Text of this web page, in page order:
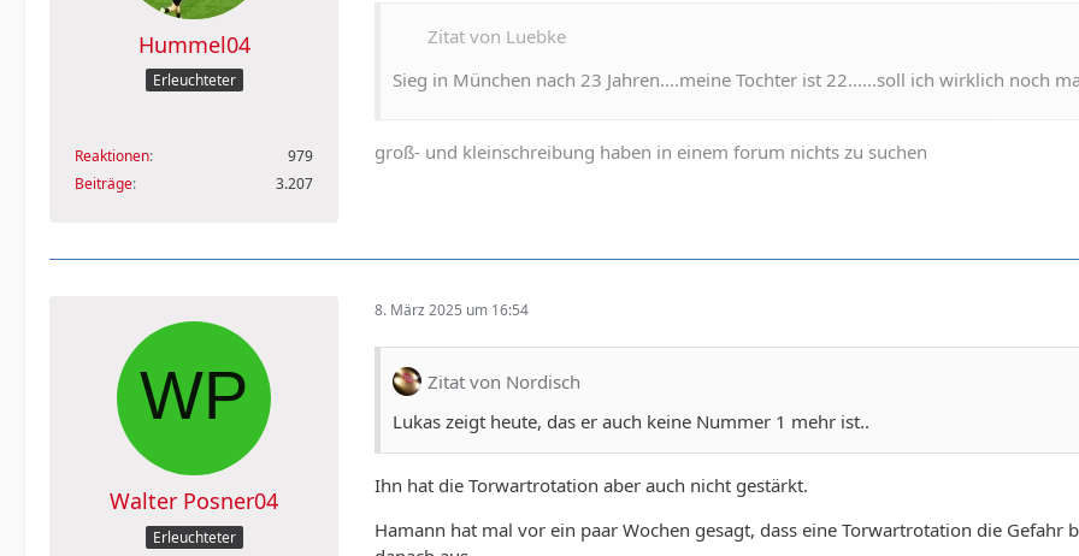
Hummel04
Erleuchteter
Reaktionen
979
Beiträge
3.207
Zitat von Luebke
Sieg in München nach 23 Jahren....meine Tochter ist 22......soll ich wirklich noch
groß- und kleinschreibung haben in einem forum nichts zu suchen
Walter Posner04
Erleuchteter
8. März 2025 um 16:54
Zitat von Nordisch
Lukas zeigt heute, das er auch keine Nummer 1 mehr ist..
Ihn hat die Torwartrotation aber auch nicht gestärkt.
Hamann hat mal vor ein paar Wochen gesagt, dass eine Torwartrotation die Gefahr